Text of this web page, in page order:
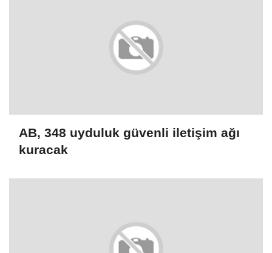
AB, 348 uyduluk güvenli iletişim ağı
kuracak